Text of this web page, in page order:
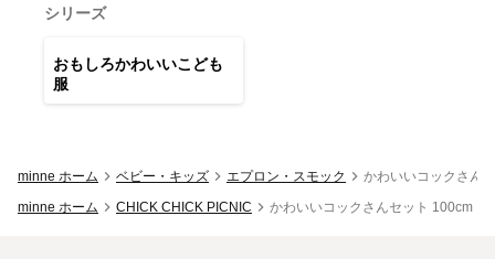
シリーズ
おもしろかわいいこども
服
minne ホーム ベビー・キッズ エプロン・スモック
かわいいコックさん
minne ホーム
CHICK CHICK PICNIC かわいいコックさんセット 100cm【